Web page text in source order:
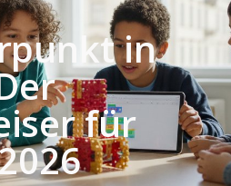
in
für